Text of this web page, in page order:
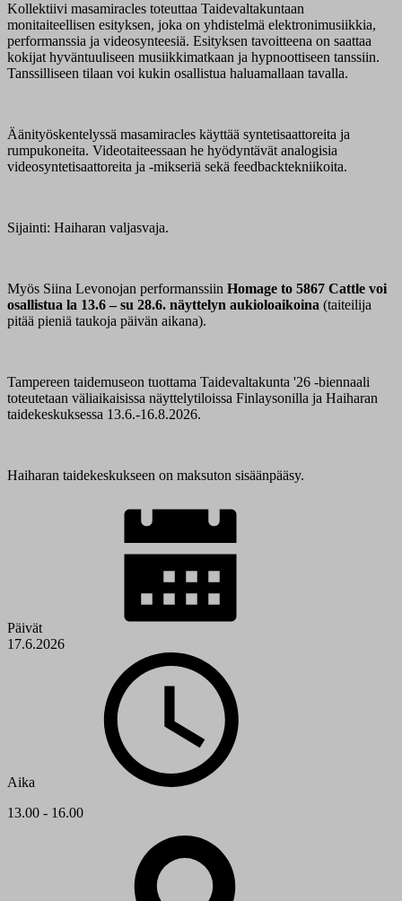
Kollektiivi masamiracles toteuttaa Taidevaltakuntaan
monitaiteellisen esityksen, joka on yhdistelmä elektronimusiikkia,
performanssia ja videosynteesiä. Esityksen tavoitteena on saattaa
kokijat hyväntuuliseen musiikkimatkaan ja hypnoottiseen tanssiin.
Tanssilliseen tilaan voi kukin osallistua haluamallaan tavalla.
Äänityöskentelyssä masamiracles käyttää syntetisaattoreita ja
rumpukoneita. Videotaiteessaan he hyödyntävät analogisia
videosyntetisaattoreita ja -mikseriä sekä feedbacktekniikoita.
Sijainti: Haiharan valjasvaja.
Myös Siina Levonojan performanssiin Homage to 5867 Cattle voi
osallistua la 13.6 – su 28.6. näyttelyn aukioloaikoina (taiteilija
pitää pieniä taukoja päivän aikana).
Tampereen taidemuseon tuottama Taidevaltakunta '26 -biennaali
toteutetaan väliaikaisissa näyttelytiloissa Finlaysonilla ja Haiharan
taidekeskuksessa 13.6.-16.8.2026.
Haiharan taidekeskukseen on maksuton sisäänpääsy.
Päivät
17.6.2026
Aika
13.00 - 16.00